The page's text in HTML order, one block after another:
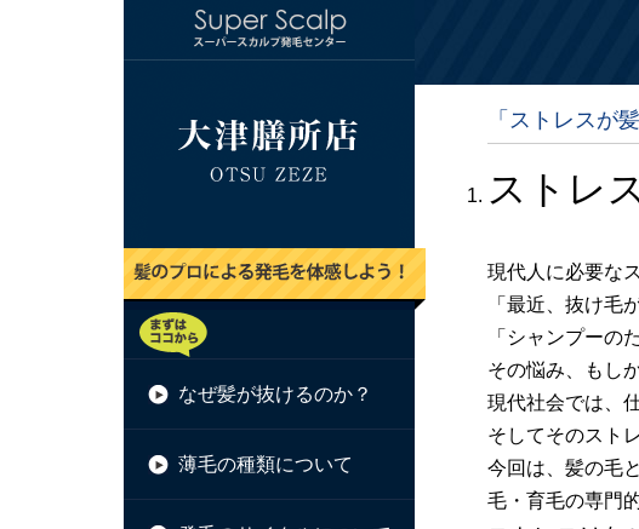
なぜ髪が抜けるのか？
薄毛の種類について
「ストレスが
ストレ
現代人に必要な
「最近、抜け毛
「シャンプーの
その悩み、もし
現代社会では、
そしてそのスト
今回は、髪の毛
毛・育毛の専門